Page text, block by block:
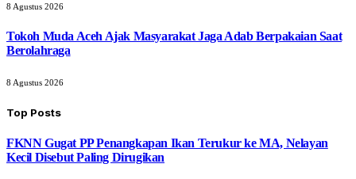
8 Agustus 2026
Tokoh Muda Aceh Ajak Masyarakat Jaga Adab Berpakaian Saat
Berolahraga
8 Agustus 2026
Top Posts
FKNN Gugat PP Penangkapan Ikan Terukur ke MA, Nelayan
Kecil Disebut Paling Dirugikan